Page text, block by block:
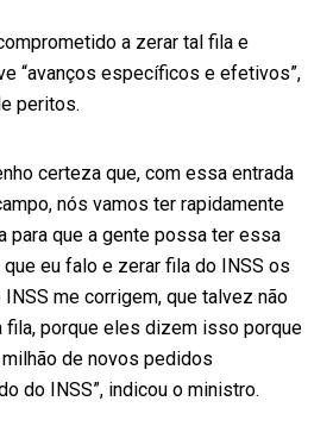
a zerar tal fila e
“avanços específicos e efetivos”,
peritos.
certeza que, com essa entrada
nós vamos ter rapidamente
para que a gente possa ter essa
eu falo e zerar fila do INSS os
me corrigem, que talvez não
fila, porque eles dizem isso porque
de novos pedidos
do INSS”, indicou o ministro.